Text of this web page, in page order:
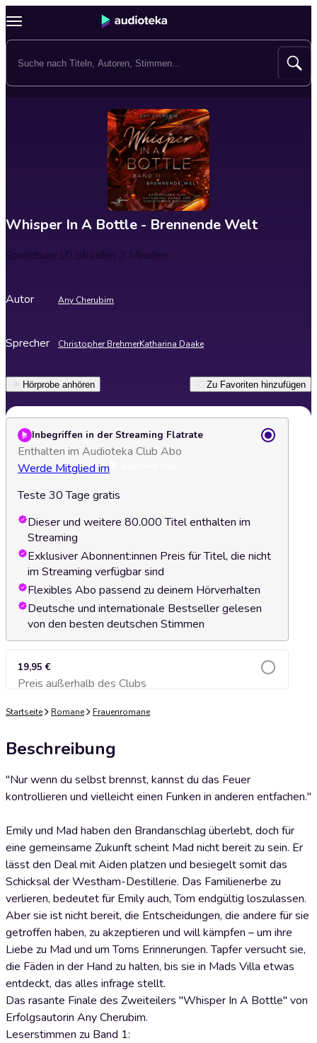
Whisper In A Bottle - Brennende Welt
Spieldauer10 Stunden 3 Minuten
Autor Any Cherubim
Sprecher Christopher BrehmerKatharina Daake
Hörprobe anhören Zu Favoriten hinzufügen
Inbegriffen in der Streaming Flatrate
Enthalten im Audioteka Club Abo
Werde Mitglied im
Teste 30 Tage gratis
Dieser und weitere 80.000 Titel enthalten im
Streaming
Exklusiver Abonnent:innen Preis für Titel, die nicht
im Streaming verfügbar sind
Flexibles Abo passend zu deinem Hörverhalten
Deutsche und internationale Bestseller gelesen
von den besten deutschen Stimmen
19,95 €
Preis außerhalb des ClubsZum Warenkorb hinzufügen
Startseite Romane Frauenromane
Beschreibung
"Nur wenn du selbst brennst, kannst du das Feuer
kontrollieren und vielleicht einen Funken in anderen entfachen."
Emily und Mad haben den Brandanschlag überlebt, doch für
eine gemeinsame Zukunft scheint Mad nicht bereit zu sein. Er
lässt den Deal mit Aiden platzen und besiegelt somit das
Schicksal der Westham-Destillerie. Das Familienerbe zu
verlieren, bedeutet für Emily auch, Tom endgültig loszulassen.
Aber sie ist nicht bereit, die Entscheidungen, die andere für sie
getroffen haben, zu akzeptieren und will kämpfen – um ihre
Liebe zu Mad und um Toms Erinnerungen. Tapfer versucht sie,
die Fäden in der Hand zu halten, bis sie in Mads Villa etwas
entdeckt, das alles infrage stellt.
Das rasante Finale des Zweiteilers "Whisper In A Bottle" von
Erfolgsautorin Any Cherubim.
Leserstimmen zu Band 1: